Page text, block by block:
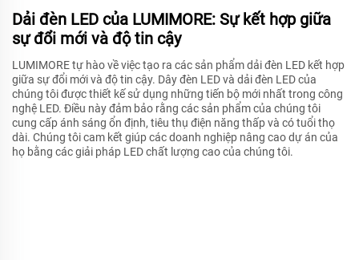
Dải đèn LED của LUMIMORE: Sự kết hợp giữa
sự đổi mới và độ tin cậy
LUMIMORE tự hào về việc tạo ra các sản phẩm dải đèn LED kết hợp
giữa sự đổi mới và độ tin cậy. Dây đèn LED và dải đèn LED của
chúng tôi được thiết kế sử dụng những tiến bộ mới nhất trong công
nghệ LED. Điều này đảm bảo rằng các sản phẩm của chúng tôi
cung cấp ánh sáng ổn định, tiêu thụ điện năng thấp và có tuổi thọ
dài. Chúng tôi cam kết giúp các doanh nghiệp nâng cao dự án của
họ bằng các giải pháp LED chất lượng cao của chúng tôi.